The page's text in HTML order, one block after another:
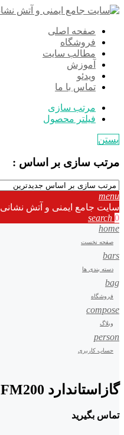
صفحه اصلی
فروشگاه
مطالب سایت
آموزش
ویدئو
تماس با ما
مرتب سازی
فیلتر محصول
بستن
مرتب سازی بر اساس :
menu
سایت جامع ایمنی و آتش نشانی Ir125
search 0
home
صفحه نخست
bars
دسته بندی ها
bag
فروشگاه
compose
وبلاگ
person
حساب کاربری
گازاستاندارد FM200 چینی
تماس بگیرید